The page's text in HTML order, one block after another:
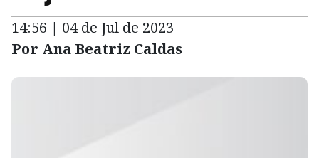
14:56 | 04 de Jul de 2023
Por Ana Beatriz Caldas